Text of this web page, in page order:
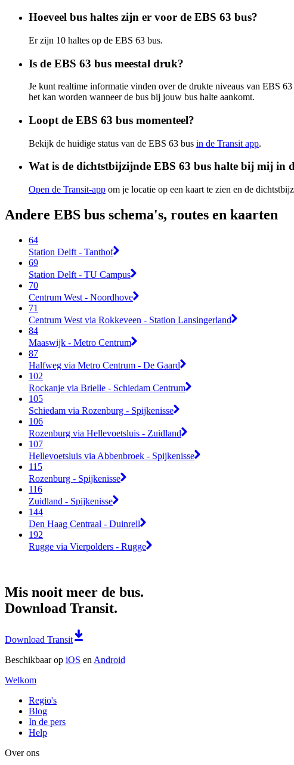
Hoeveel bus haltes zijn er voor de EBS 63 bus?
Er zijn 10 haltes op de EBS 63 bus.
Is de EBS 63 bus meestal druk?
Je kunt realtime informatie vinden over de drukte niveaus van EBS 63
het kan worden wanneer de bus bij jouw bus halte aankomt.
Loopt de EBS 63 bus momenteel?
Bekijk de huidige status van de EBS 63 bus in de Transit app.
Wat is de dichtstbijzijnde EBS 63 bus halte bij mij in
Open de Transit-app om je locatie op een kaart te zien en de
Andere EBS bus schema's, routes en kaarten
64
Station Delft - Tanthof
69
Station Delft - TU Campus
70
Centrum West - Noordhove
71
Centrum West via Rokkeveen - Station Lansingerland
84
Maaswijk - Metro Centrum
87
Halfweg via Metro Centrum - De Gaard
102
Rockanje via Brielle - Schiedam Centrum
105
Schiedam via Rozenburg - Spijkenisse
106
Rozenburg via Hellevoetsluis - Zuidland
107
Hellevoetsluis via Abbenbroek - Spijkenisse
115
Rozenburg - Spijkenisse
116
Zuidland - Spijkenisse
144
Den Haag Centraal - Duinrell
192
Rugge via Vierpolders - Rugge
Mis nooit meer de bus.
Download Transit.
Download Transit
Beschikbaar op iOS en Android
Welkom
Regio's
Blog
In de pers
Help
Over ons